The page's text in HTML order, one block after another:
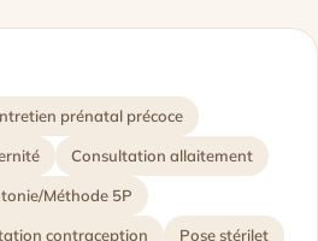
prénatal précoce
Consultation allaitement
Méthode 5P
contraception Pose stérilet